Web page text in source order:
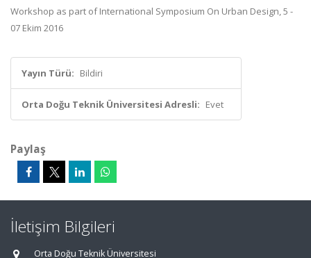
Workshop as part of International Symposium On Urban Design, 5 -
07 Ekim 2016
Yayın Türü: Bildiri
Orta Doğu Teknik Üniversitesi Adresli: Evet
Paylaş
İletişim Bilgileri
Orta Doğu Teknik Üniversitesi